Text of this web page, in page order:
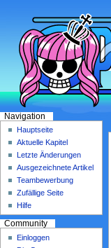
Navigation
Hauptseite
Aktuelle Kapitel
Letzte Änderungen
Ausgezeichnete Artikel
Teambewerbung
Zufällige Seite
Hilfe
Community
Einloggen